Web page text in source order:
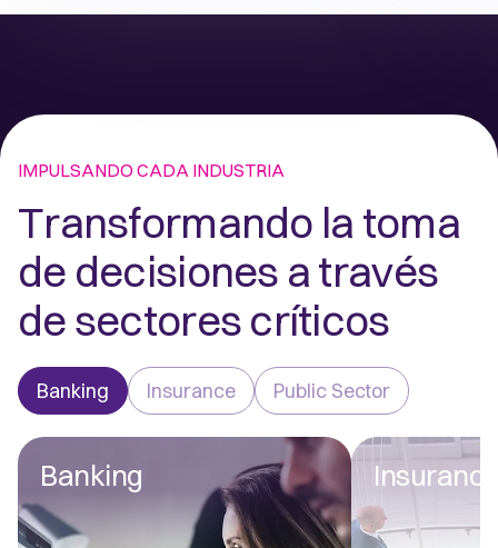
IMPULSANDO CADA INDUSTRIA
Transformando la toma
de decisiones a través
de sectores críticos
Banking Insurance Public Sector
Banking